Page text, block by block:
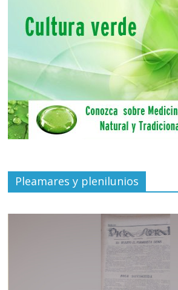
Pleamares y plenilunios